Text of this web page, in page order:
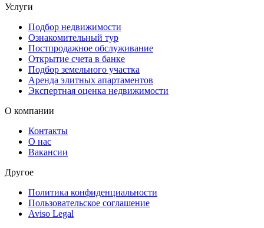
Услуги
Подбор недвижимости
Ознакомительный тур
Постпродажное обслуживание
Открытие счета в банке
Подбор земельного участка
Аренда элитных апартаментов
Экспертная оценка недвижимости
О компании
Контакты
О нас
Вакансии
Другое
Политика конфиденциальности
Пользовательское соглашение
Aviso Legal